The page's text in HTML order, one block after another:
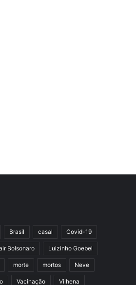
Brasil casal Covid-19
Bolsonaro Luizinho Goebel
morte mortos Neve
Vacinação Vilhena